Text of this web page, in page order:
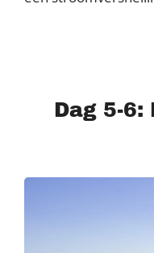
Dag 5-